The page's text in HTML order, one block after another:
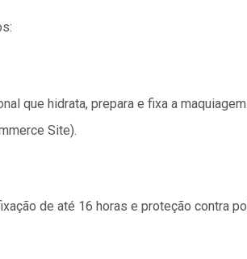
que hidrata, prepara e fixa a
Site)​.
de até 16 horas e proteção contra